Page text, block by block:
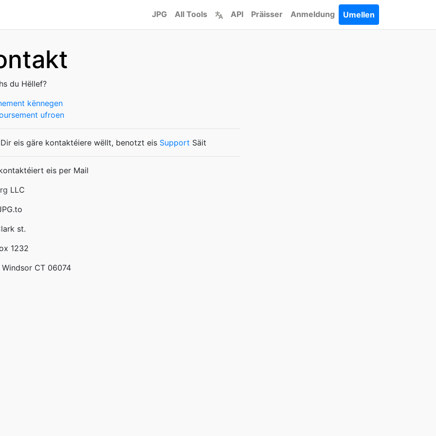
JPG All Tools API Präisser Anmeldung Umellen
du Hëllef?
kënnegen
ufroen
Dir eis gäre kontaktéiere wëllt, benotzt eis Support Säit
eis per Mail
LLC
st.
1232
Windsor CT 06074